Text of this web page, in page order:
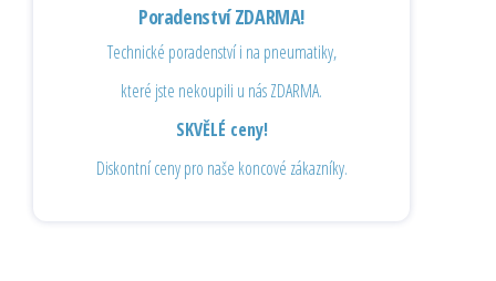
Poradenství ZDARMA!
Technické poradenství i na pneumatiky,
které jste nekoupili u nás ZDARMA.
SKVĚLÉ ceny!
Diskontní ceny pro naše koncové zákazníky.